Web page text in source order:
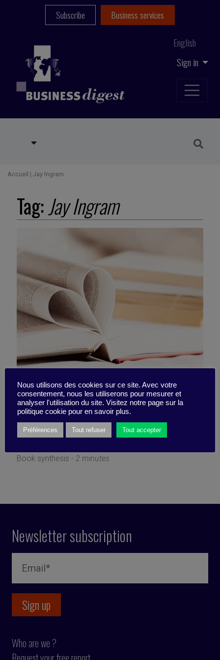
Sign in
English
Subscribe Business services
Accueil | Jay Ingram
Tag:Jay Ingram
8 books for me (and my
team)
Book synthesis - 2 minutes
Newsletter subscription
Who are we ?
Nous utilisons des cookies sur ce site. Avec votre
consentement, nous les utiliserons pour mesurer et
analyser l'utilisation du site. Visitez notre page sur la
politique cookie pour en savoir plus.
Préférences Tout refuser Tout accepter